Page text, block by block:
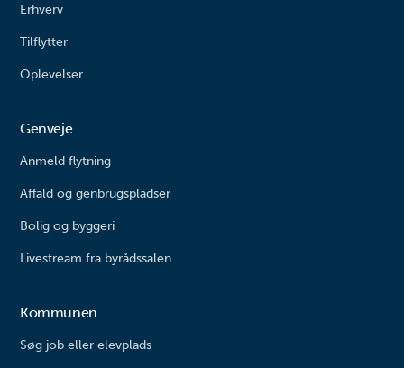
Erhverv
Tilflytter
Oplevelser
Genveje
Anmeld flytning
Affald og genbrugspladser
Bolig og byggeri
Livestream fra byrådssalen
Kommunen
Søg job eller elevplads